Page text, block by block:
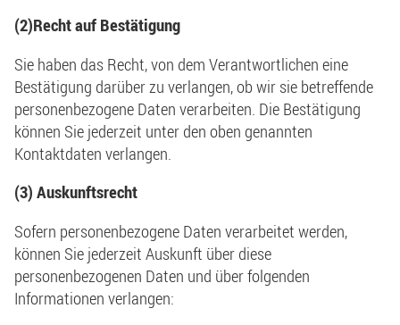
(2)Recht auf Bestätigung
Sie haben das Recht, von dem Verantwortlichen eine
Bestätigung darüber zu verlangen, ob wir sie betreffende
personenbezogene Daten verarbeiten. Die Bestätigung
können Sie jederzeit unter den oben genannten
Kontaktdaten verlangen.
(3) Auskunftsrecht
Sofern personenbezogene Daten verarbeitet werden,
können Sie jederzeit Auskunft über diese
personenbezogenen Daten und über folgenden
Informationen verlangen: